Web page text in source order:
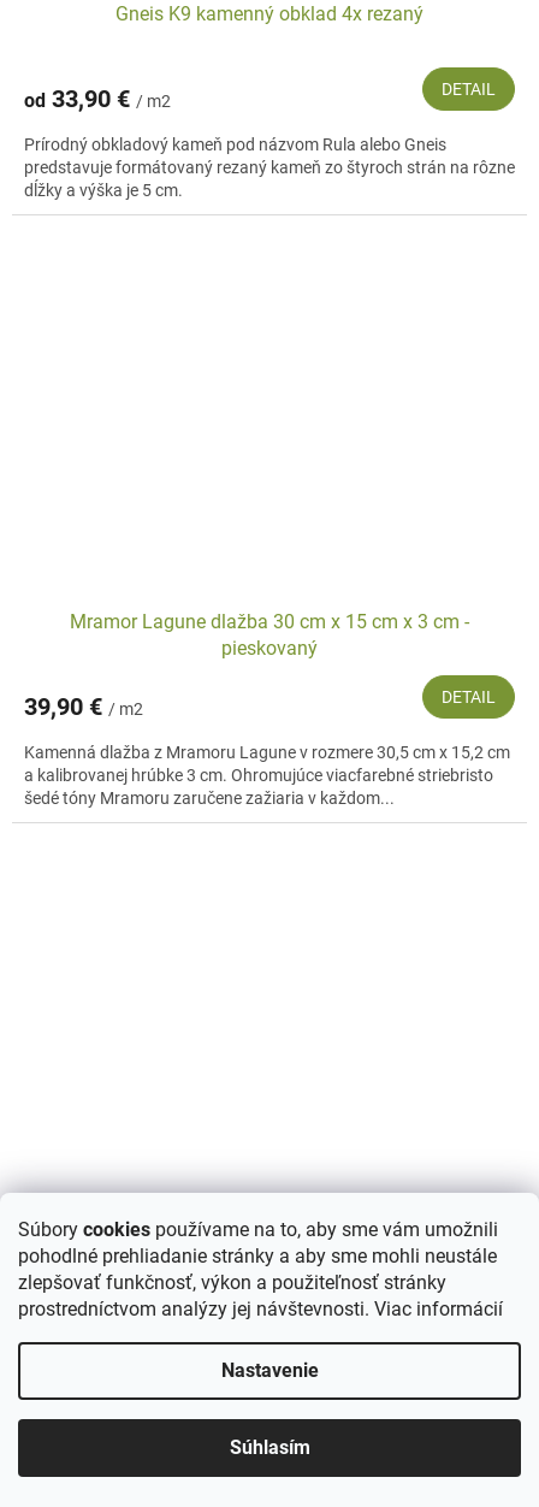
Súbory cookies používame na to, aby sme vám umožnili
pohodlné prehliadanie stránky a aby sme mohli neustále
zlepšovať funkčnosť, výkon a použiteľnosť stránky
prostredníctvom analýzy jej návštevnosti. Viac informácií
Nastavenie
Súhlasím
Gneis K9 kamenný obklad 4x rezaný
od 33,90 € / m2
DETAIL
Prírodný obkladový kameň pod názvom Rula alebo Gneis
predstavuje formátovaný rezaný kameň zo štyroch strán na rôzne
dĺžky a výška je 5 cm.
Mramor Lagune dlažba 30 cm x 15 cm x 3 cm -
pieskovaný
39,90 € / m2
DETAIL
Kamenná dlažba z Mramoru Lagune v rozmere 30,5 cm x 15,2 cm
a kalibrovanej hrúbke 3 cm. Ohromujúce viacfarebné striebristo
šedé tóny Mramoru zaručene zažiaria v každom...
Mramor Saturn dlažba 30 cm x 15 cm x 3 cm - sekané
hrany
39,90 €/ m2
DETAIL
Prírodná dlažba v rozmere 30,5 cm x 15,2 cm a hrúbke 3 cm z
MRAMORU Saturn v bledobéžovej až žltkastej farbe. Tento bledý
prírodný odtieň tzv. Saturn je najobľúbenejší zo...